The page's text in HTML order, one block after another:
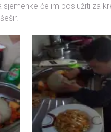
će im poslužiti za